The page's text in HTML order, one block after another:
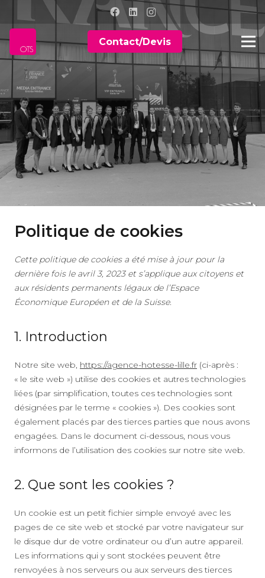
Contact/Devis
Politique de cookies
Cette politique de cookies a été mise à jour pour la
dernière fois le avril 3, 2023 et s’applique aux citoyens et
aux résidents permanents légaux de l’Espace
Économique Européen et de la Suisse.
1. Introduction
Notre site web, https://agence-hotesse-lille.fr (ci-après :
« le site web ») utilise des cookies et autres technologies
liées (par simplification, toutes ces technologies sont
désignées par le terme « cookies »). Des cookies sont
également placés par des tierces parties que nous avons
engagées. Dans le document ci-dessous, nous vous
informons de l’utilisation des cookies sur notre site web.
2. Que sont les cookies ?
Un cookie est un petit fichier simple envoyé avec les
pages de ce site web et stocké par votre navigateur sur
le disque dur de votre ordinateur ou d’un autre appareil.
Les informations qui y sont stockées peuvent être
renvoyées à nos serveurs ou aux serveurs des tierces